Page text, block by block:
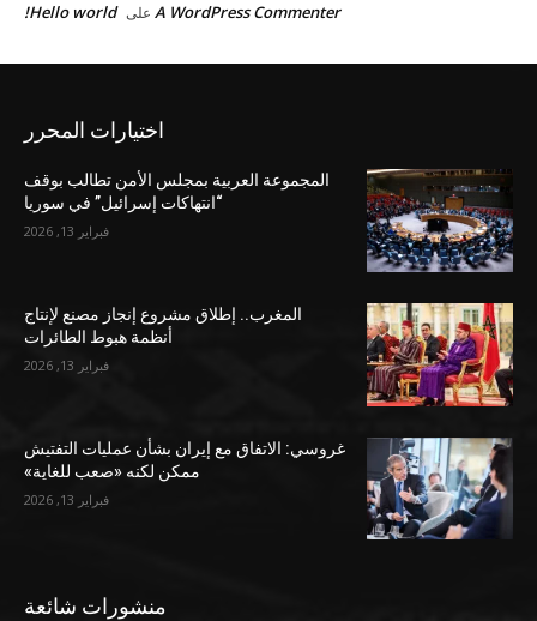
A WordPress Commenter على Hello world!
اختيارات المحرر
المجموعة العربية بمجلس الأمن تطالب بوقف
“انتهاكات إسرائيل” في سوريا
فبراير 13, 2026
المغرب.. إطلاق مشروع إنجاز مصنع لإنتاج
أنظمة هبوط الطائرات
فبراير 13, 2026
غروسي: الاتفاق مع إيران بشأن عمليات التفتيش
ممكن لكنه «صعب للغاية»
فبراير 13, 2026
منشورات شائعة